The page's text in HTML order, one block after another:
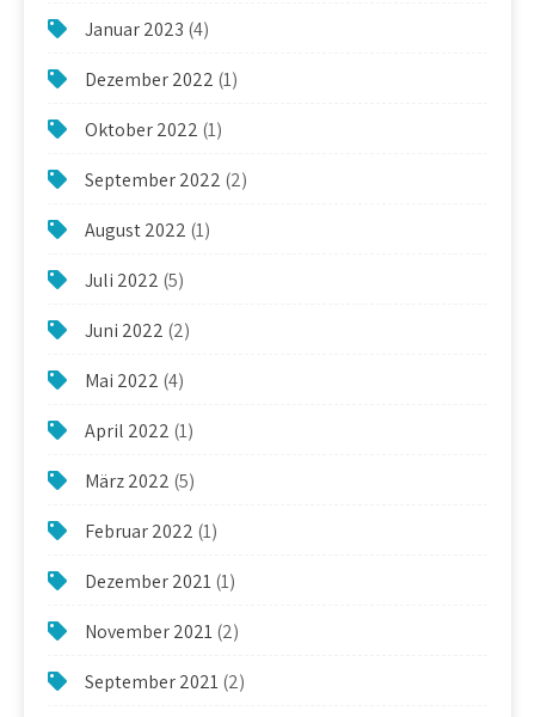
Januar 2023 (4)
Dezember 2022 (1)
Oktober 2022 (1)
September 2022 (2)
August 2022 (1)
Juli 2022 (5)
Juni 2022 (2)
Mai 2022 (4)
April 2022 (1)
März 2022 (5)
Februar 2022 (1)
Dezember 2021(1)
November 2021(2)
September 2021(2)